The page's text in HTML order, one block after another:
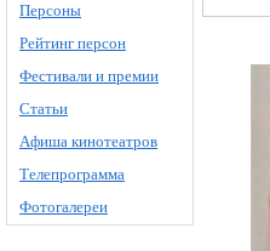
Персоны
Рейтинг персон
Фестивали и премии
Статьи
Афиша кинотеатров
Телепрограмма
Фотогалереи